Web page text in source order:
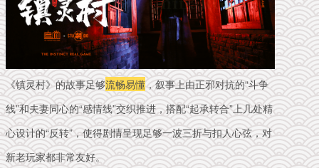
《镇灵村》的故事足够流畅易懂，叙事上由正邪对抗的“斗争
线”和夫妻同心的“感情线”交织推进，搭配“起承转合”上几处精
心设计的“反转”，使得剧情呈现足够一波三折与扣人心弦，对
新老玩家都非常友好。